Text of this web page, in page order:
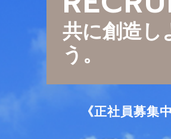
共に創造し
う。
《正社員募集中